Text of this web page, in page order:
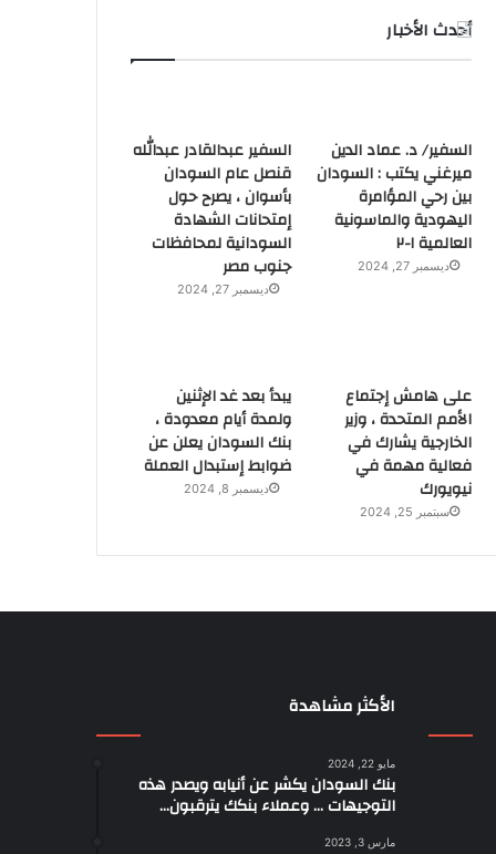
أحدث الأخبار
السفير عبدالقادر عبدالله
قنصل عام السودان
بأسوان ، يصرح حول
إمتحانات الشهادة
السودانية لمحافظات
جنوب مصر
ديسمبر 27, 2024
السفير/ د. عماد الدين
ميرغني يكتب : السودان
بين رحي المؤامرة
اليهودية والماسونية
العالمية ١-٢
ديسمبر 27, 2024
يبدأ بعد غد الإثنين
ولمدة أيام معدودة ،
بنك السودان يعلن عن
ضوابط إستبدال العملة
ديسمبر 8, 2024
على هامش إجتماع
الأمم المتحدة ، وزير
الخارجية يشارك في
فعالية مهمة في
نيويورك
سبتمبر 25, 2024
الأكثر مشاهدة
مايو 22, 2024
بنك السودان يكشر عن أنيابه ويصدر هذه
التوجيهات … وعملاء بنكك يترقبون…
مارس 3, 2023